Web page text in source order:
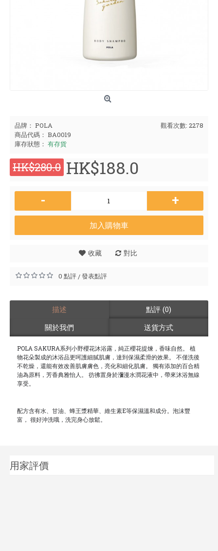
觀看次數: 2278
品牌： POLA
商品代碼： BA0019
庫存狀態： 有存貨
HK$280.0 HK$188.0
- +
加入購物車
收藏 對比
0 點評/發表點評
描述
點評 (0)
關於我們
送貨方式
POLA SAKURA系列小野櫻花沐浴露，純正櫻花提煉，香味自然。 植
物花朵製成的沐浴品更呵護細膩肌膚，達到保濕柔滑的效果。 不僅洗後
不乾燥，還能有效改善肌膚膚色，亮化和細化肌膚。 獨有添加的百合精
油為原料，芳香典雅怡人。 彷彿置身於瀰漫水潤花液中，帶來沐浴無線
享受。
配方含有水、甘油、蜂王漿精華、維生素E等保濕溫和成分。泡沫豐
富， 很好沖洗哦，洗完身心放鬆。
用家評價